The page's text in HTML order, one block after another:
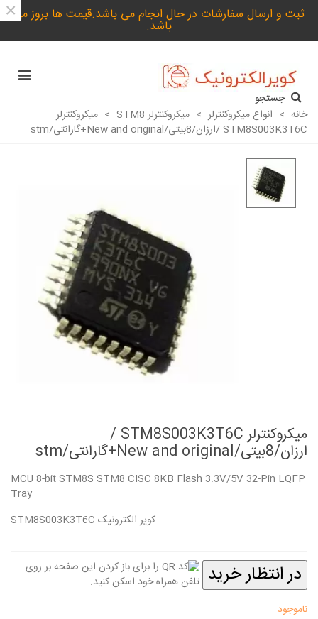
ثبت و ارسال سفارشات در حال انجام می باشد.قیمت ها بروز می
باشد.
×
جستجو
خانه > انواع میکروکنترلر > میکروکنترلر STM8 > میکروکنترلر
STM8S003K3T6C /ارزان/8بیتی/New and original+گارانتی/stm
میکروکنترلر STM8S003K3T6C /
ارزان/8بیتی/New and original+گارانتی/stm
MCU 8-bit STM8S STM8 CISC 8KB Flash 3.3V/5V 32-Pin LQFP
Tray
STM8S003K3T6C کویر الکترونیک
در انتظار خرید
ناموجود